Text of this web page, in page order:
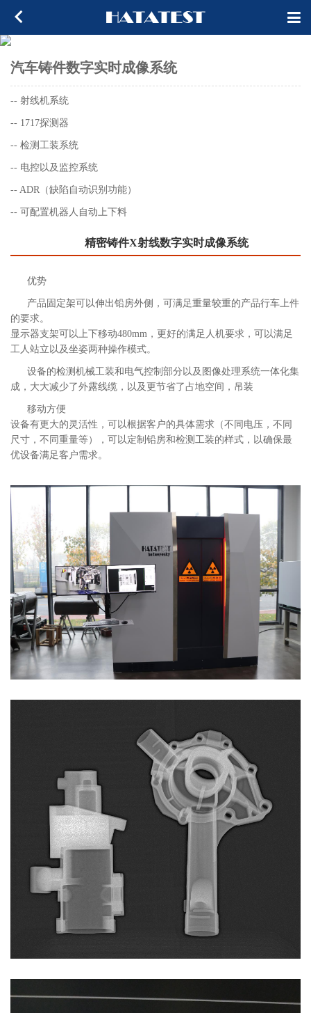
汽车铸件数字实时成像系统
-- 射线机系统
-- 1717探测器
-- 检测工装系统
-- 电控以及监控系统
-- ADR（缺陷自动识别功能）
-- 可配置机器人自动上下料
精密铸件X射线数字实时成像系统
优势
产品固定架可以伸出铅房外侧，可满足重量较重的产品行车上件
的要求。
显示器支架可以上下移动480mm，更好的满足人机要求，可以满足
工人站立以及坐姿两种操作模式。
设备的检测机械工装和电气控制部分以及图像处理系统一体化集
成，大大减少了外露线缆，以及更节省了占地空间，吊装
移动方便
设备有更大的灵活性，可以根据客户的具体需求（不同电压，不同
尺寸，不同重量等），可以定制铅房和检测工装的样式，以确保最
优设备满足客户需求。